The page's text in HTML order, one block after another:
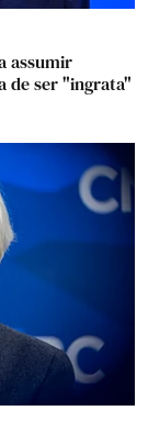
assumir
de ser "ingrata"